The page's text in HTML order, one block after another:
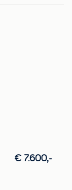
€ 7.600,-